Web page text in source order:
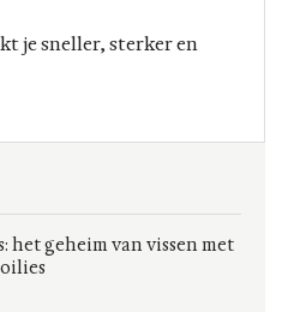
je sneller, sterker en
het geheim van vissen met